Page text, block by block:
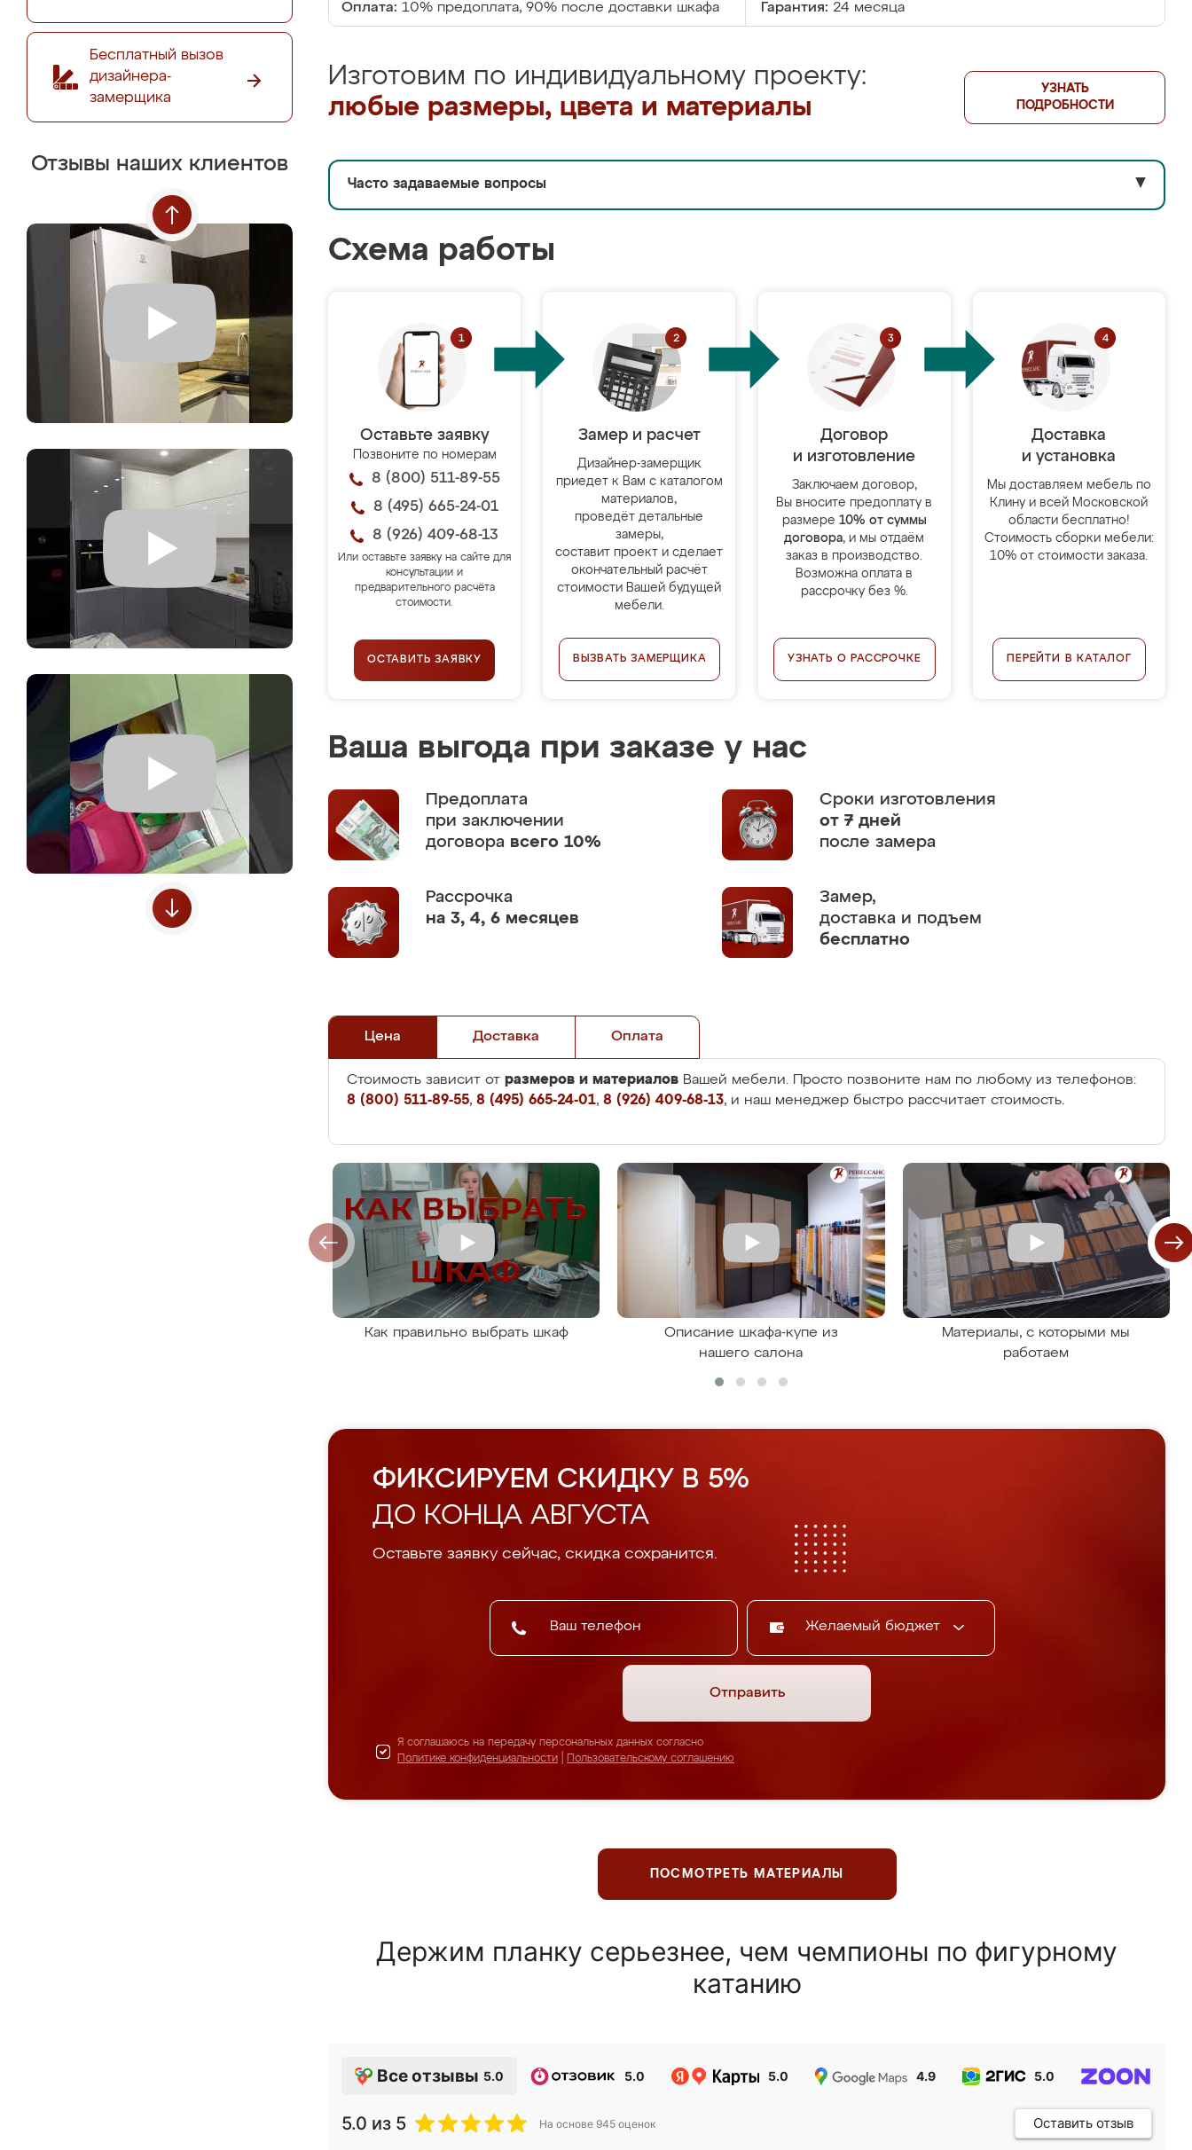
Бесплатный вызов
дизайнера-
замерщика
Отзывы наших клиентов
Оплата: 10% предоплата, 90% после доставки шкафа Гарантия: 24 месяца
Изготовим по индивидуальному проекту:
любые размеры, цвета и материалы
УЗНАТЬ
ПОДРОБНОСТИ
Часто задаваемые вопросы ▼
Схема работы
Оставьте заявку
Позвоните по номерам
8 (800) 511-89-55
8 (495) 665-24-01
8 (926) 409-68-13
Или оставьте заявку на сайте для
консультации и
предварительного расчёта
стоимости.
ОСТАВИТЬ ЗАЯВКУ
Замер и расчет
Дизайнер-замерщик
приедет к Вам с каталогом
материалов,
проведёт детальные
замеры,
составит проект и сделает
окончательный расчёт
стоимости Вашей будущей
мебели.
ВЫЗВАТЬ ЗАМЕРЩИКА
Договор
и изготовление
Заключаем договор,
Вы вносите предоплату в
размере 10% от суммы
договора, и мы отдаём
заказ в производство.
Возможна оплата в
рассрочку без %.
УЗНАТЬ О РАССРОЧКЕ
Доставка
и установка
Мы доставляем мебель по
Клину и всей Московской
области бесплатно!
Стоимость сборки мебели:
10% от стоимости заказа.
ПЕРЕЙТИ В КАТАЛОГ
Ваша выгода при заказе у нас
Предоплата
при заключении
договора всего 10%
Сроки изготовления
от 7 дней
после замера
Рассрочка
на 3, 4, 6 месяцев
Замер,
доставка и подъем
бесплатно
Цена Доставка Оплата
Стоимость зависит от размеров и материалов Вашей мебели. Просто позвоните нам по любому из телефонов:
8 (800) 511-89-55, 8 (495) 665-24-01, 8 (926) 409-68-13, и наш менеджер быстро рассчитает стоимость.
Как правильно выбрать шкаф
Описание шкафа-купе из
нашего салона
Материалы, с которыми мы
работаем
ФИКСИРУЕМ СКИДКУ В 5%
ДО КОНЦА АВГУСТА
Оставьте заявку сейчас, скидка сохранится.
Желаемый бюджет
Отправить
Я соглашаюсь на передачу персональных данных согласно
Политике конфиденциальности
Пользовательскому соглашению
ПОСМОТРЕТЬ МАТЕРИАЛЫ
Держим планку серьезнее, чем чемпионы по фигурному
катанию
Все отзывы 5.0 5.0 5.0 4.9 5.0
5.0 из 5 На основе 945 оценок Оставить отзыв